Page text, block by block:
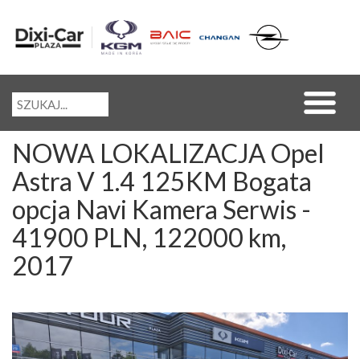
NOWA LOKALIZACJA Opel
Astra V 1.4 125KM Bogata
opcja Navi Kamera Serwis -
41900 PLN, 122000 km,
2017